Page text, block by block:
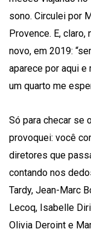
sono. Circulei por
Provence. E, claro,
novo, em 2019:
aparece por aqui e
um quarto me
Só para checar se
provoquei: você
diretores que
contando nos
Tardy, Jean-Marc
Lecoq, Isabelle
Olivia Deroint e